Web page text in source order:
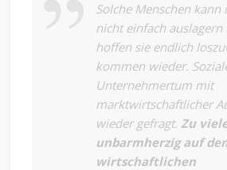
Solche Menschen kann
nicht einfach auslagern
hoffen sie endlich
kommen wieder.
Unternehmertum mit
marktwirtschaftlicher
wieder gefragt. Zu
unbarmherzig auf
wirtschaftlichen